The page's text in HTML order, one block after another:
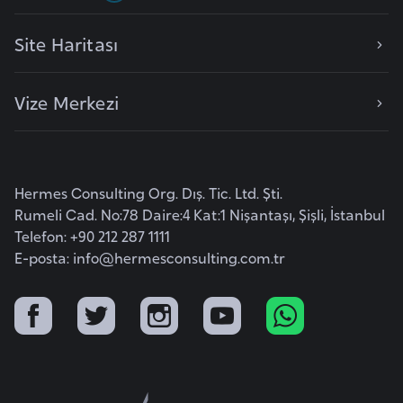
Site Haritası
Vize Merkezi
Hermes Consulting Org. Dış. Tic. Ltd. Şti.
Rumeli Cad. No:78 Daire:4 Kat:1 Nişantaşı, Şişli, İstanbul
Telefon: +90 212 287 1111
E-posta: info@hermesconsulting.com.tr
n
t
E
s
t
n
y